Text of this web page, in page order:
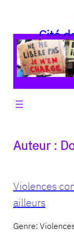
contenu Cité
Auteur :
Violences
ailleurs
Genre: